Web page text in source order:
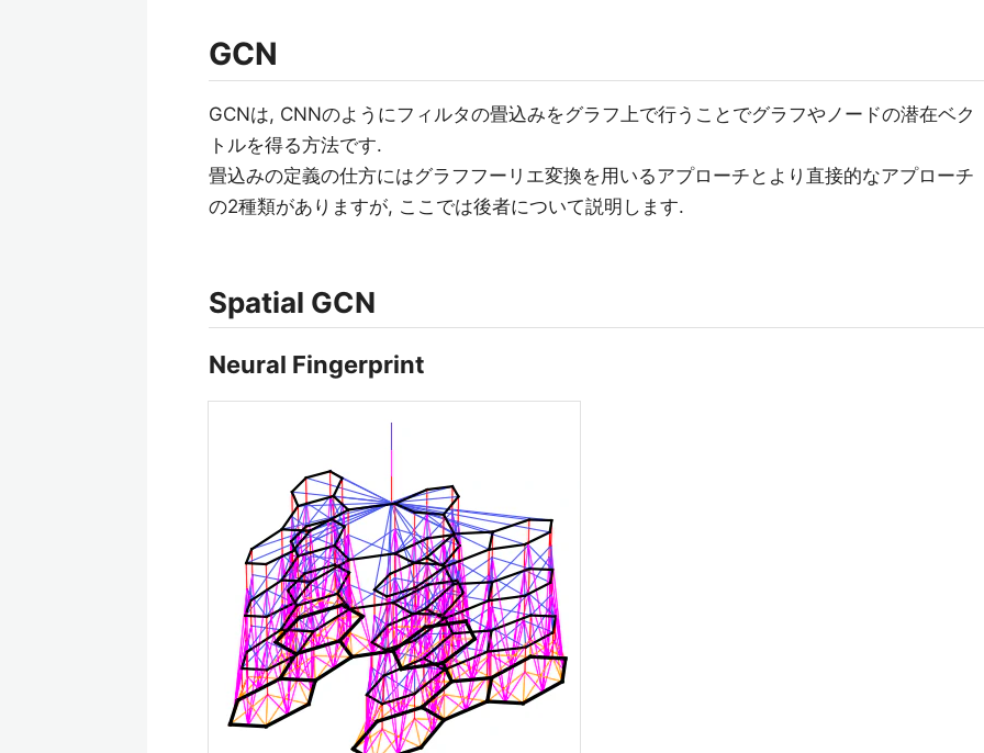
GCN
GCNは, CNNのようにフィルタの畳込みをグラフ上で行うことでグラフやノードの潜在ベク
トルを得る方法です.
畳込みの定義の仕方にはグラフフーリエ変換を用いるアプローチとより直接的なアプローチ
の2種類がありますが, ここでは後者について説明します.
Spatial GCN
Neural Fingerprint